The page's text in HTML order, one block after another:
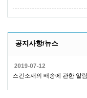
공지사항/뉴스
2019-07-12
스킨소재의 배송에 관한 알림